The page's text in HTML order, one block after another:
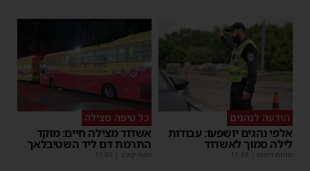
הודעה לנהגים
אלפי נהגים יושפעו: עבודות
לילה סמוך לאשדוד
מנחם דויטש 11:10
כל טיפה מצילה
אשדוד מצילה חיים: מוקד
התרמת דם ליד השטיבלאך
משה קאהן 11:05